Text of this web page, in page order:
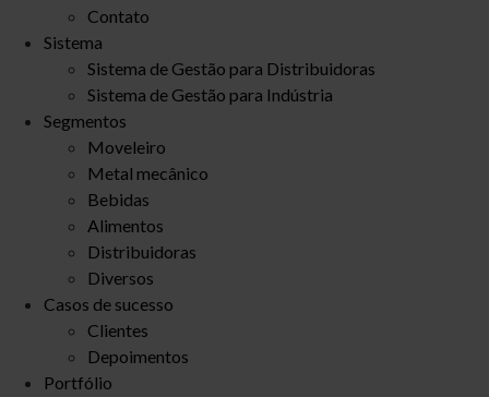
Contato
Sistema
Sistema de Gestão para Distribuidoras
Sistema de Gestão para Indústria
Segmentos
Moveleiro
Metal mecânico
Bebidas
Alimentos
Distribuidoras
Diversos
Casos de sucesso
Clientes
Depoimentos
Portfólio